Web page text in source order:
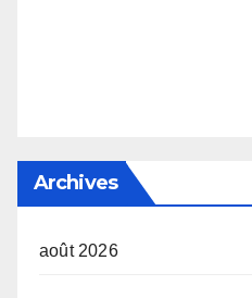
Archives
août 2026